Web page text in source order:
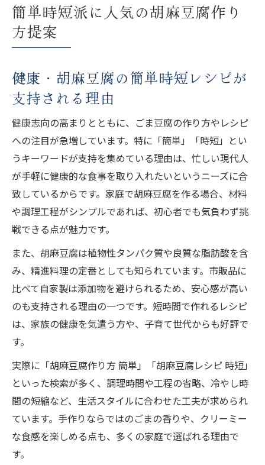
簡単時短派に人気の胡麻豆腐作り
方提案
健康・胡麻豆腐の簡単時短レシピが
支持される理由
健康志向の高まりとともに、ごま豆腐の作り方やレシピ
への注目が急増しています。特に「簡単」「時短」とい
うキーワードが支持を集めている理由は、忙しい現代人
が手軽に健康的な食事を取り入れたいというニーズに合
致しているからです。家庭で胡麻豆腐を作る場合、材料
や調理工程がシンプルであれば、初心者でも気負わず挑
戦できる点が魅力です。
また、胡麻豆腐は植物性タンパク質や良質な脂肪酸を含
み、精進料理の定番としても知られています。市販品に
比べて自家製は添加物を避けられるため、安心感が高い
のも支持される理由の一つです。短時間で作れるレシピ
は、家族の健康を気遣う方や、子育て世代からも好評で
す。
実際に「胡麻豆腐作り方 簡単」「胡麻豆腐レシピ 時短」
といった検索が多く、調理時間や工程の省略、冷やし時
間の短縮など、生活スタイルに合わせた工夫が求められ
ています。手作りならではのごまの香りや、クリーミー
な食感を楽しめる点も、多くの家庭で選ばれる理由で
す。